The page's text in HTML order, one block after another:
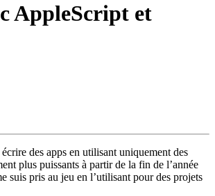
AppleScript et
des apps en utilisant uniquement des
plus puissants à partir de la fin de l’année
suis pris au jeu en l’utilisant pour des projets